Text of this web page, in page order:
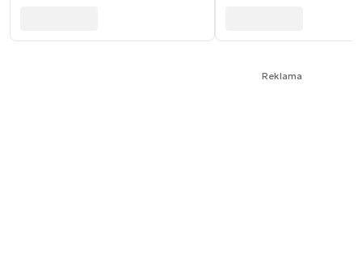
Reklama